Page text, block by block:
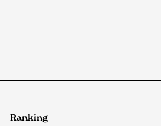
Ranking